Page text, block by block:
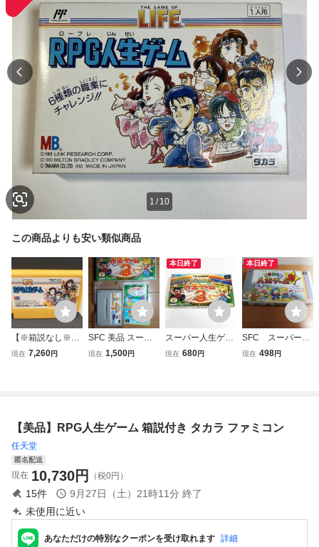
1 / 10
この商品よりも安い類似商品
【※箱説なし※】
RPG人生ゲーム
現在 7,260円
SFC 美品 スーパ
ー人生ゲーム3 SU
現在 1,500円
本日終了
スーパー人生ゲー
ム３【箱・説明書
現在 680円
本日終了
SFC スーパーフ
ァミコン SUPE
現在 498円
【美品】RPG人生ゲーム 箱説付き タカラ ファミコン
任天堂
匿名配送
現在 10,730円 （税0円）
15件 9月27日（土）21時11分 終了
未使用に近い
あなただけの特別なクーポンを受け取れます 詳細